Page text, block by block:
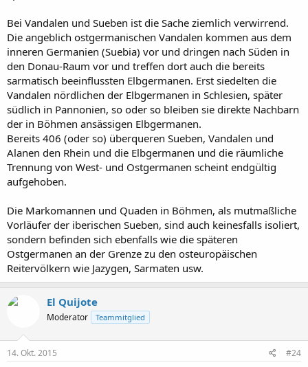
Bei Vandalen und Sueben ist die Sache ziemlich verwirrend.
Die angeblich ostgermanischen Vandalen kommen aus dem
inneren Germanien (Suebia) vor und dringen nach Süden in
den Donau-Raum vor und treffen dort auch die bereits
sarmatisch beeinflussten Elbgermanen. Erst siedelten die
Vandalen nördlichen der Elbgermanen in Schlesien, später
südlich in Pannonien, so oder so bleiben sie direkte Nachbarn
der in Böhmen ansässigen Elbgermanen.
Bereits 406 (oder so) überqueren Sueben, Vandalen und
Alanen den Rhein und die Elbgermanen und die räumliche
Trennung von West- und Ostgermanen scheint endgültig
aufgehoben.
Die Markomannen und Quaden in Böhmen, als mutmaßliche
Vorläufer der iberischen Sueben, sind auch keinesfalls isoliert,
sondern befinden sich ebenfalls wie die späteren
Ostgermanen an der Grenze zu den osteuropäischen
Reitervölkern wie Jazygen, Sarmaten usw.
El Quijote
Moderator Teammitglied
14. Okt. 2015 #24